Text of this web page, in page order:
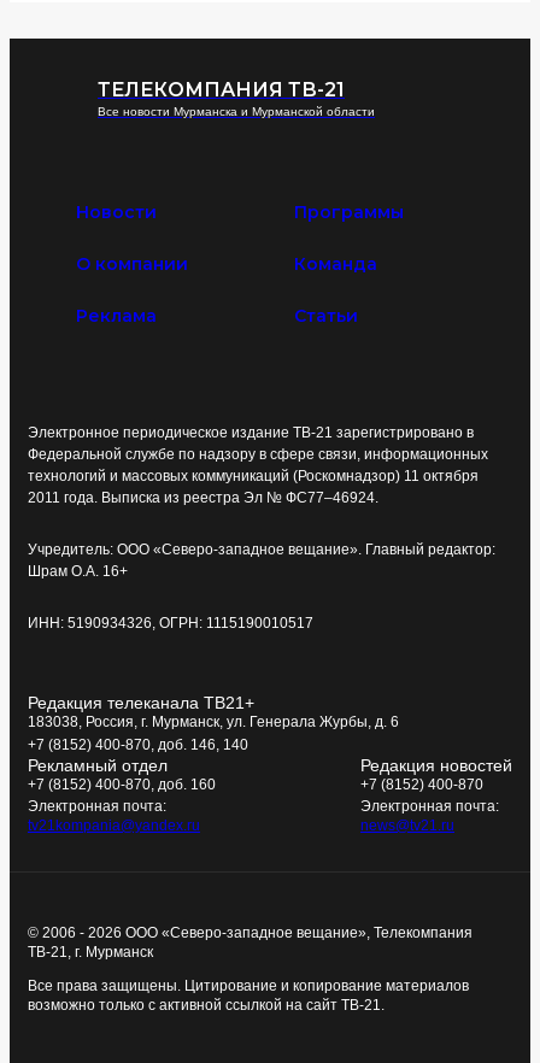
ТЕЛЕКОМПАНИЯ ТВ-21
Все новости Мурманска и Мурманской области
Новости Программы
О компании Команда
Реклама Статьи
Электронное периодическое издание ТВ-21 зарегистрировано в
Федеральной службе по надзору в сфере связи, информационных
технологий и массовых коммуникаций (Роскомнадзор) 11 октября
2011 года. Выписка из реестра Эл № ФС77–46924.
Учредитель: ООО «Северо-западное вещание». Главный редактор:
Шрам О.А. 16+
ИНН: 5190934326, ОГРН: 1115190010517
Редакция телеканала ТВ21+
183038, Россия, г. Мурманск, ул. Генерала Журбы, д. 6
+7 (8152) 400-870, доб. 146, 140
Рекламный отдел
+7 (8152) 400-870, доб. 160
Электронная почта:
tv21kompania@yandex.ru
Редакция новостей
+7 (8152) 400-870
Электронная почта:
news@tv21.ru
© 2006 - 2026 ООО «Северо-западное вещание», Телекомпания
ТВ-21, г. Мурманск
Все права защищены. Цитирование и копирование материалов
возможно только с активной ссылкой на сайт ТВ-21.